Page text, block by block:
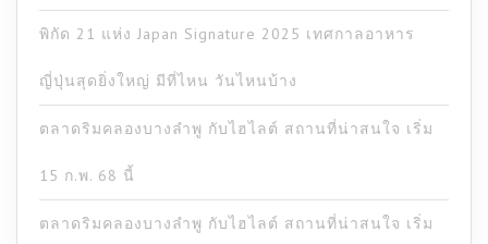
พิกัด 21 แห่ง Japan Signature 2025 เทศกาลอาหาร
ญี่ปุ่นสุดยิ่งใหญ่ มีที่ไหน วันไหนบ้าง
ตลาดริมคลองบางลำพู กับไฮไลต์ สถานที่น่าสนใจ เริ่ม
15 ก.พ. 68 นี้
ตลาดริมคลองบางลำพู กับไฮไลต์ สถานที่น่าสนใจ เริ่ม